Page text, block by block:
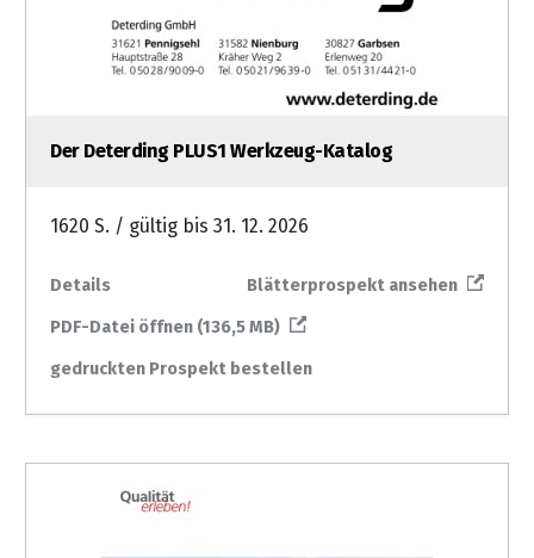
Der Deterding PLUS1 Werkzeug-Katalog
1620 S. / gültig bis 31. 12. 2026
Details
Blätterprospekt ansehen
PDF-Datei öffnen (136,5 MB)
gedruckten Prospekt bestellen